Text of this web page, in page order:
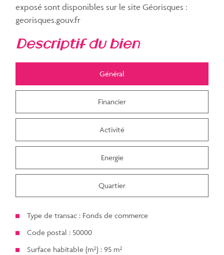
exposé sont disponibles sur le site Géorisques :
georisques.gouv.fr
descriptif du bien
Général
Financier
Activité
Energie
Quartier
Type de transac : Fonds de commerce
Code postal : 50000
Surface habitable (m²) : 95 m²